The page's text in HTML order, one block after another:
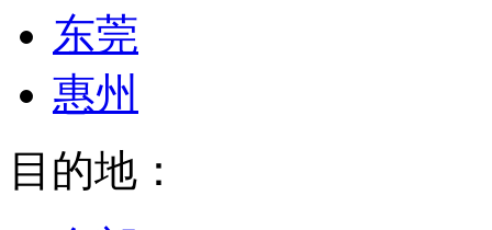
东莞
惠州
目的地：